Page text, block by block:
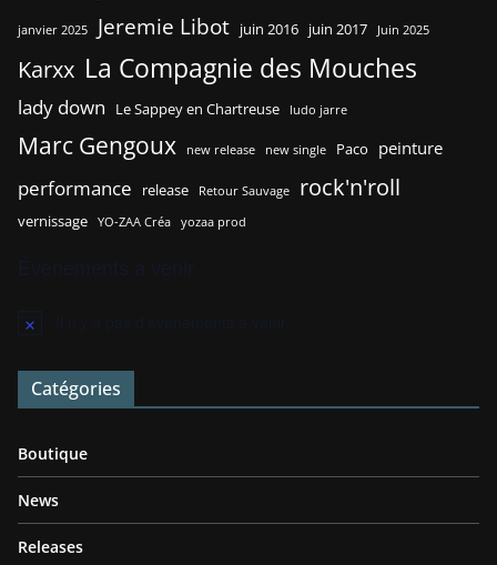
janvier 2025 Jeremie Libot juin 2016 juin 2017 Juin 2025
Karxx La Compagnie des Mouches
lady down Le Sappey en Chartreuse ludo jarre
Marc Gengoux new release new single Paco peinture
performance release Retour Sauvage rock'n'roll
vernissage YO-ZAA Créa yozaa prod
N
t
c
Catégories
Boutique
News
Releases